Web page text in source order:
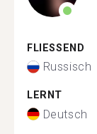
FLIESSEND
Russisch
LERNT
Deutsch